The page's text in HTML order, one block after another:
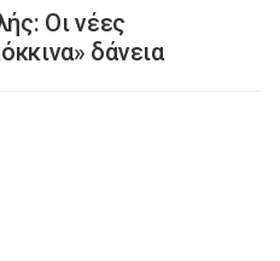
Οι νέες
δάνεια